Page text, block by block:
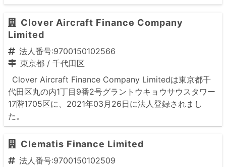
Clover Aircraft Finance Company
Limited
法人番号:9700150102566
東京都 / 千代田区
Clover Aircraft Finance Company Limitedは東京都千
代田区丸の内1丁目9番2号グラントウキョウサウスタワー
17階1705区に、2021年03月26日に法人登録されまし
た。
Clematis Finance Limited
法人番号:9700150102509